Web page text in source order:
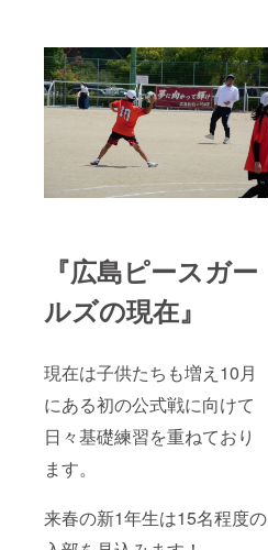
『広島ピースガー
ルズの現在』
現在は子供たちも増え10月
にある初の公式戦に向けて
日々基礎練習を重ねており
ます。
来春の新1年生は15名程度の